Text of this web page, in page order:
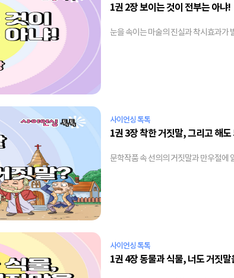
1권 2장 보이는 것이 전부는 아냐!
눈을 속이는 마술의 진실과 착시효과가
사이언싱 톡톡
1권 3장 착한 거짓말, 그리고 해도
문학작품 속 선의의 거짓말과 만우절에
사이언싱 톡톡
1권 4장 동물과 식물, 너도 거짓말